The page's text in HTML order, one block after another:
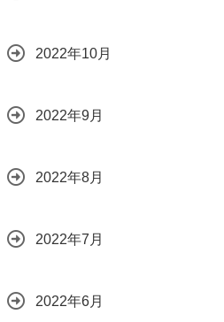
2022年10月
2022年9月
2022年8月
2022年7月
2022年6月